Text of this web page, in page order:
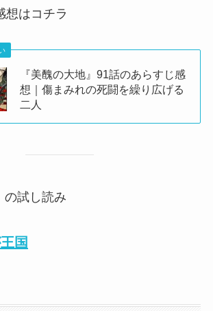
想はコチラ
『美醜の大地』91話のあらすじ感
想｜傷まみれの死闘を繰り広げる
二人
の試し読み
国